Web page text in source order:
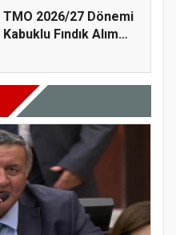
TMO 2026/27 Dönemi
Kabuklu Fındık Alım